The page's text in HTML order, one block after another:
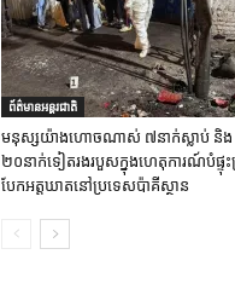
ព័ត៌មានអន្តរជាតិ
មនុស្សយ៉ាងហោចណាស់ ៧នាក់ស្លាប់ និង
២០នាក់ទៀតរងរបួសក្នុងហេតុការណ៍បំផ្ទុះ
បែកអត្តឃាតនៅប្រទេសប៉ាគីស្ថាន